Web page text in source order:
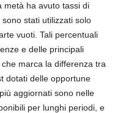
metà ha avuto tassi di
stati utilizzati solo
vuoti. Tali percentuali
e delle principali
marca la differenza tra
dotati delle opportune
aggiornati sono nelle
per lunghi periodi, e